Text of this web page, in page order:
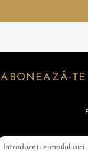
ABONEAZĂ-